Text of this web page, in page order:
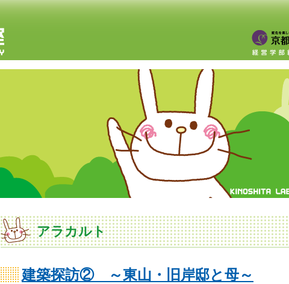
アラカルト
建築探訪② ～東山・旧岸邸と母～